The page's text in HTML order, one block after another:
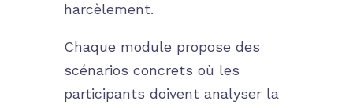
harcèlement.
Chaque module propose des
scénarios concrets où les
participants doivent analyser la